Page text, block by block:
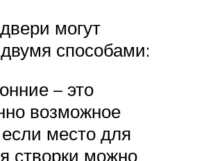
могут
способами:
– это
возможное
место для
створки можно